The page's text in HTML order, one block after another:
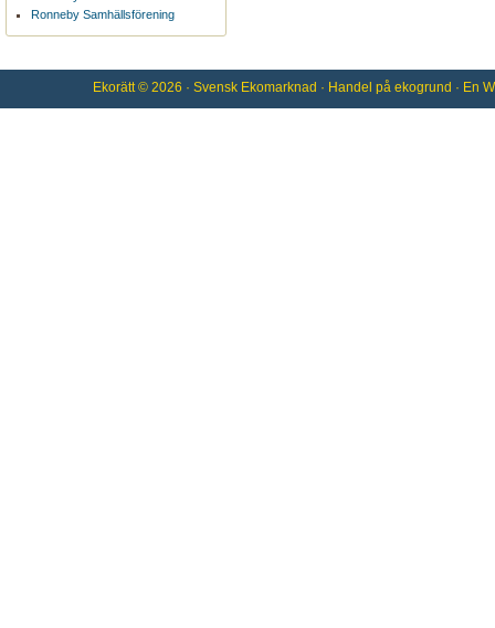
Ronneby Samhällsförening
Ekorätt© 2026 ·Svensk Ekomarknad · Handel påekogrund · En